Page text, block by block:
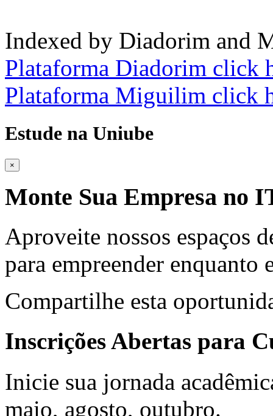
Indexed by Diadorim and
Plataforma Diadorim click
Plataforma Miguilim click
Estude na Uniube
×
Monte Sua Empresa no
Aproveite nossos espaços
para empreender enquanto
Compartilhe esta
Inscrições Abertas para
Inicie sua jornada
maio, agosto, outubro.